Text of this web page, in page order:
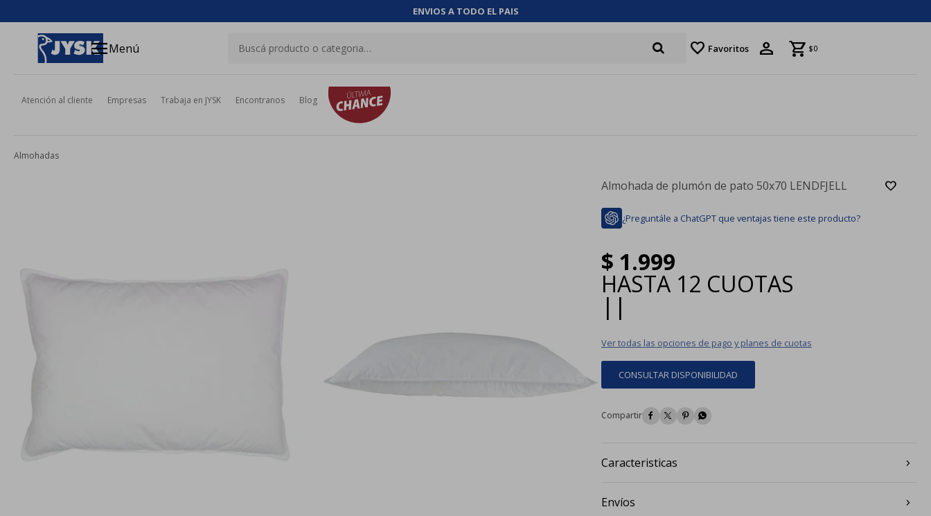
ENVIOS A TODO EL PAIS
menuMenú favorite Favoritos $0
Atención al cliente Empresas Trabaja en JYSK Encontranos Blog
Almohadas
Almohada de plumón de pato 50x70 LENDFJELL
¿Preguntále a ChatGPT que ventajas tiene este producto?
$ 1.999
HASTA 12 CUOTAS
| |
Ver todas las opciones de pago y planes de cuotas
CONSULTAR DISPONIBILIDAD
   
Caracteristicas
Envíos
close